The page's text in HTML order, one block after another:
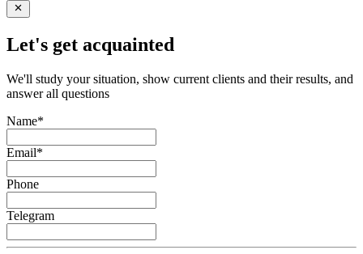
Let's get acquainted
We'll study your situation, show current clients and their results, and
answer all questions
Name*
Email*
Phone
Telegram